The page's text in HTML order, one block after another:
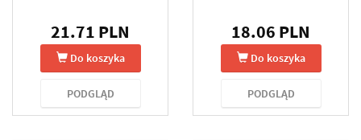
21.71 PLN
Do koszyka
PODGLĄD
18.06 PLN
Do koszyka
PODGLĄD